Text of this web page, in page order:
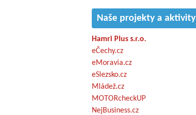
Naše projekty a aktivity
Hamri Plus s.r.o.
eČechy.cz
eMoravia.cz
eSlezsko.cz
Mládež.cz
MOTORcheckUP
NejBusiness.cz